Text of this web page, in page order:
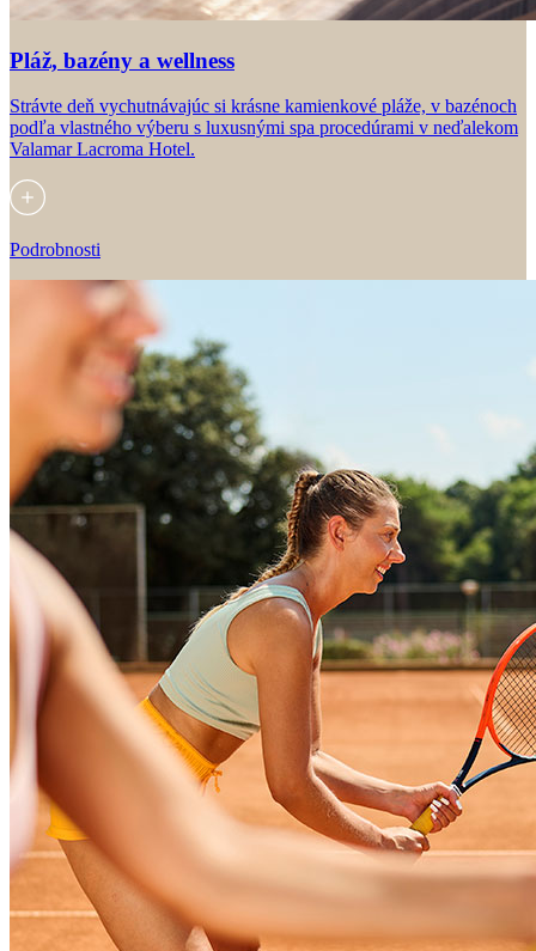
Pláž, bazény a wellness
Strávte deň vychutnávajúc si krásne kamienkové pláže, v bazénoch
podľa vlastného výberu s luxusnými spa procedúrami v neďalekom
Valamar Lacroma Hotel.
Podrobnosti